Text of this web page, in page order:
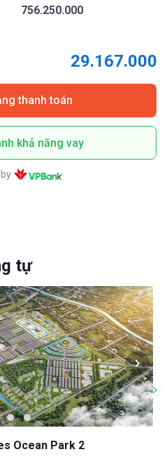
756.250.000
29.167.000
thanh toán
khả năng vay
tự
Ocean Park 2